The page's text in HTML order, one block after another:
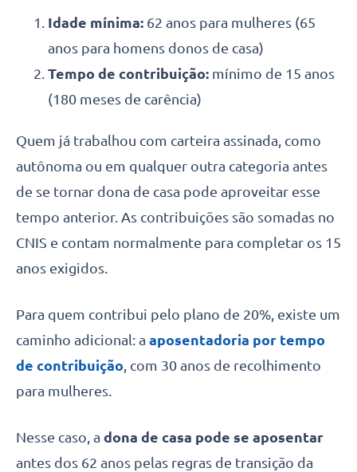
Idade mínima: 62 anos para mulheres (65
anos para homens donos de casa)
Tempo de contribuição: mínimo de 15 anos
(180 meses de carência)
Quem já trabalhou com carteira assinada, como
autônoma ou em qualquer outra categoria antes
de se tornar dona de casa pode aproveitar esse
tempo anterior. As contribuições são somadas no
CNIS e contam normalmente para completar os 15
anos exigidos.
Para quem contribui pelo plano de 20%, existe um
caminho adicional: a aposentadoria por tempo
de contribuição, com 30 anos de recolhimento
para mulheres.
Nesse caso, a dona de casa pode se aposentar
antes dos 62 anos pelas regras de transição da